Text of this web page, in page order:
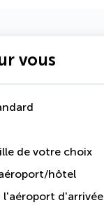
vous
de votre choix
hôtel
l'aéroport d'arrivée